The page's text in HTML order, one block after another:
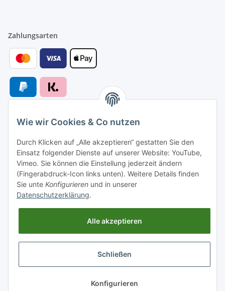
Zahlungsarten
Versandarten
Versand nach
Gesetzliche Informationen
* Alle Preise inkl. gesetzlicher USt., zzgl.Versand
Wie wir Cookies & Co nutzen
Durch Klicken auf „Alle akzeptieren“ gestatten Sie den
Einsatz folgender Dienste auf unserer Website: YouTube,
Vimeo. Sie können die Einstellung jederzeit ändern
(Fingerabdruck-Icon links unten). Weitere Details finden
Sie unte Konfigurieren und in unserer
Datenschutzerklärung.
Alle akzeptieren
Schließen
Konfigurieren